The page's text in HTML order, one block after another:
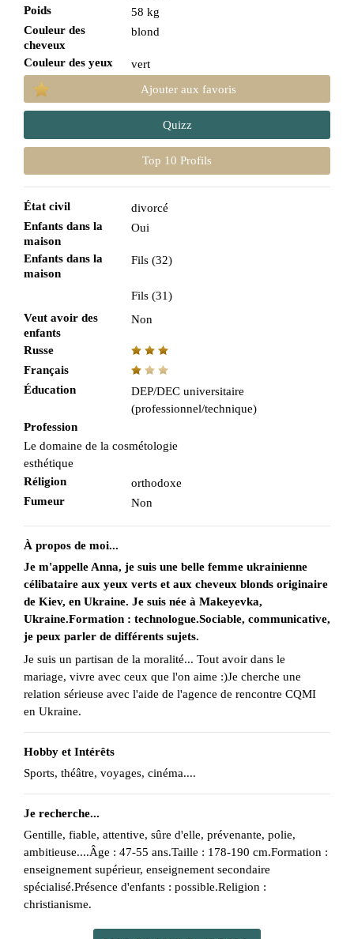
Poids
58 kg
Couleur des
cheveux
blond
Couleur des yeux
vert
Ajouter aux favoris
Quizz
Top 10 Profils
État civil
divorcé
Enfants dans la
maison
Oui
Enfants dans la
maison
Fils (32)
Fils (31)
Veut avoir des
enfants
Non
Russe
Français
Éducation
DEP/DEC universitaire
(professionnel/technique)
Profession
Le domaine de la cosmétologie
esthétique
Réligion
orthodoxe
Fumeur
Non
À propos de moi...
Je m'appelle Anna, je suis une belle femme ukrainienne
célibataire aux yeux verts et aux cheveux blonds originaire
de Kiev, en Ukraine. Je suis née à Makeyevka,
Ukraine.Formation : technologue.Sociable, communicative,
je peux parler de différents sujets.
Je suis un partisan de la moralité... Tout avoir dans le
mariage, vivre avec ceux que l'on aime :)Je cherche une
relation sérieuse avec l'aide de l'agence de rencontre CQMI
en Ukraine.
Hobby et Intérêts
Sports, théâtre, voyages, cinéma....
Je recherche...
Gentille, fiable, attentive, sûre d'elle, prévenante, polie,
ambitieuse....Âge : 47-55 ans.Taille : 178-190 cm.Formation :
enseignement supérieur, enseignement secondaire
spécialisé.Présence d'enfants : possible.Religion :
christianisme.